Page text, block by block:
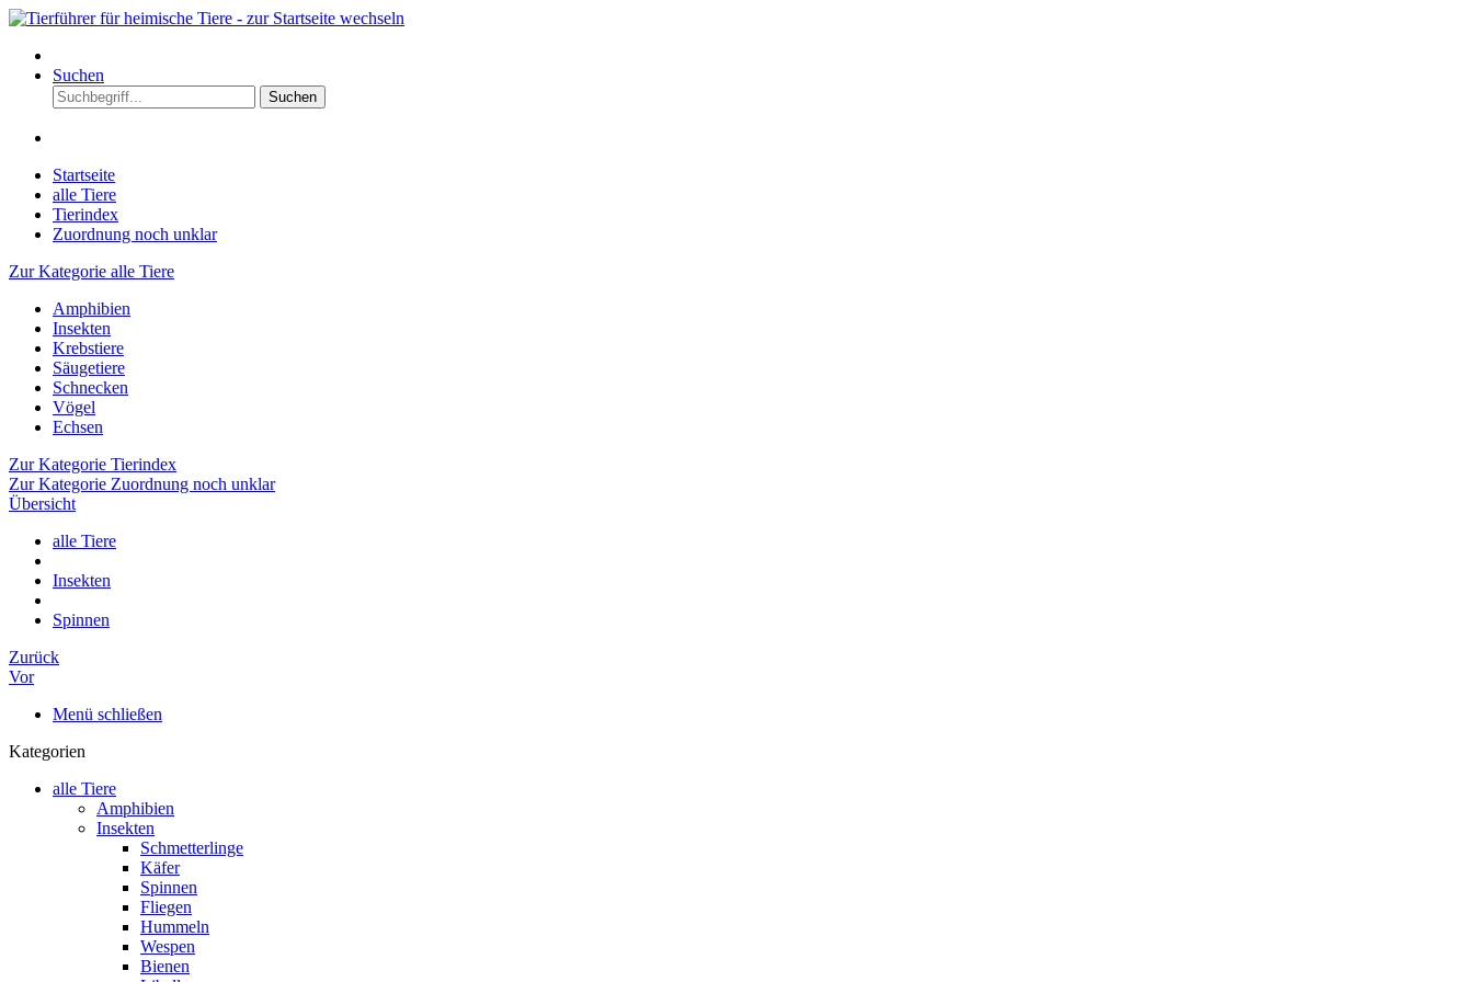
Suchen
Suchen
Startseite
alle Tiere
Tierindex
Zuordnung noch unklar
Zur Kategorie alle Tiere
Amphibien
Insekten
Krebstiere
Säugetiere
Schnecken
Vögel
Echsen
Zur Kategorie Tierindex
Zur Kategorie Zuordnung noch unklar
Übersicht
alle Tiere
Insekten
Spinnen
Zurück
Vor
Menü schließen
Kategorien
alle Tiere
Amphibien
Insekten
Schmetterlinge
Käfer
Spinnen
Fliegen
Hummeln
Wespen
Bienen